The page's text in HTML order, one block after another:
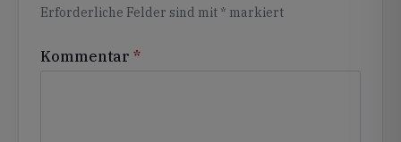
Erforderliche Felder sind mit * markiert
Kommentar *